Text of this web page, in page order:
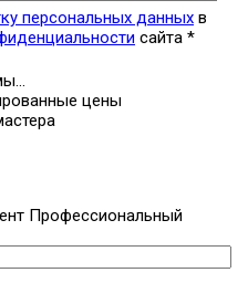
персональных данных в
сайта *
цены
Профессиональный